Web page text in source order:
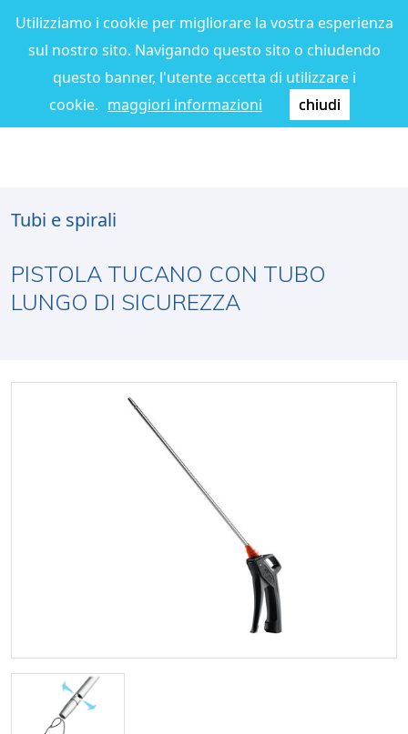
Utilizziamo i cookie per migliorare la vostra esperienza
sul nostro sito. Navigando questo sito o chiudendo
questo banner, l'utente accetta di utilizzare i
cookie. maggiori informazioni chiudi
Tubi e spirali
PISTOLA TUCANO CON TUBO
LUNGO DI SICUREZZA